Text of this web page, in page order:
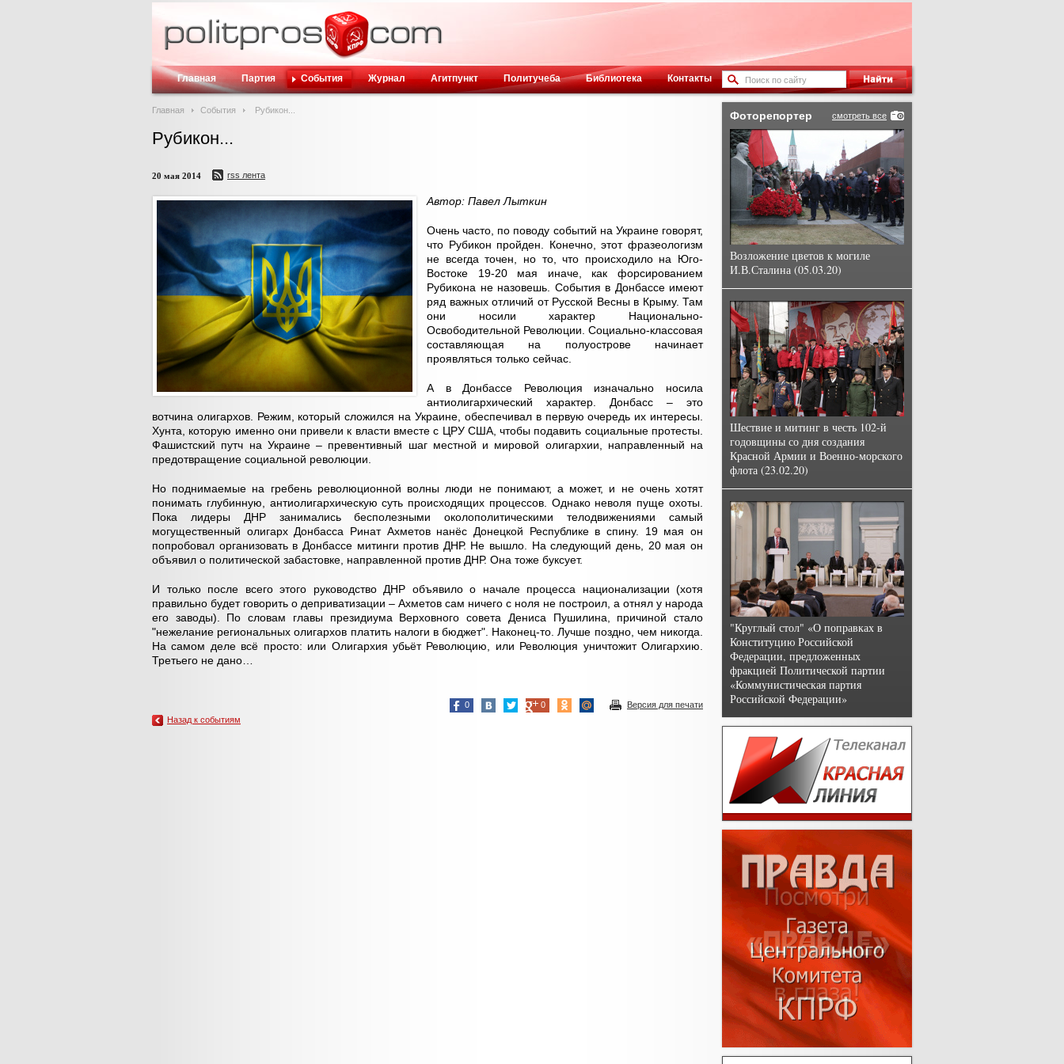
Главная Партия События Журнал Агитпункт Политучеба Библиотека Контакты
Главная События Рубикон...
Рубикон...
20 мая 2014 rss лента
Автор: Павел Лыткин
Очень часто, по поводу событий на Украине говорят,
что Рубикон пройден. Конечно, этот фразеологизм
не всегда точен, но то, что происходило на Юго-
Востоке 19-20 мая иначе, как форсированием
Рубикона не назовешь. События в Донбассе имеют
ряд важных отличий от Русской Весны в Крыму. Там
они носили характер Национально-
Освободительной Революции. Социально-классовая
составляющая на полуострове начинает
проявляться только сейчас.
А в Донбассе Революция изначально носила
антиолигархический характер. Донбасс – это
вотчина олигархов. Режим, который сложился на Украине, обеспечивал в первую очередь их интересы.
Хунта, которую именно они привели к власти вместе с ЦРУ США, чтобы подавить социальные протесты.
Фашистский путч на Украине – превентивный шаг местной и мировой олигархии, направленный на
предотвращение социальной революции.
Но поднимаемые на гребень революционной волны люди не понимают, а может, и не очень хотят
понимать глубинную, антиолигархическую суть происходящих процессов. Однако неволя пуще охоты.
Пока лидеры ДНР занимались бесполезными околополитическими телодвижениями самый
могущественный олигарх Донбасса Ринат Ахметов нанёс Донецкой Республике в спину. 19 мая он
попробовал организовать в Донбассе митинги против ДНР. Не вышло. На следующий день, 20 мая он
объявил о политической забастовке, направленной против ДНР. Она тоже буксует.
И только после всего этого руководство ДНР объявило о начале процесса национализации (хотя
правильно будет говорить о деприватизации – Ахметов сам ничего с ноля не построил, а отнял у народа
его заводы). По словам главы президиума Верховного совета Дениса Пушилина, причиной стало
"нежелание региональных олигархов платить налоги в бюджет". Наконец-то. Лучше поздно, чем никогда.
На самом деле всё просто: или Олигархия убьёт Революцию, или Революция уничтожит Олигархию.
Третьего не дано…
Версия для печати
0
0
Назад к событиям
смотреть все
Фоторепортер
Возложение цветов к могиле
И.В.Сталина (05.03.20)
Шествие и митинг в честь 102-й
годовщины со дня создания
Красной Армии и Военно-морского
флота (23.02.20)
"Круглый стол" «О поправках в
Конституцию Российской
Федерации, предложенных
фракцией Политической партии
«Коммунистическая партия
Российской Федерации»